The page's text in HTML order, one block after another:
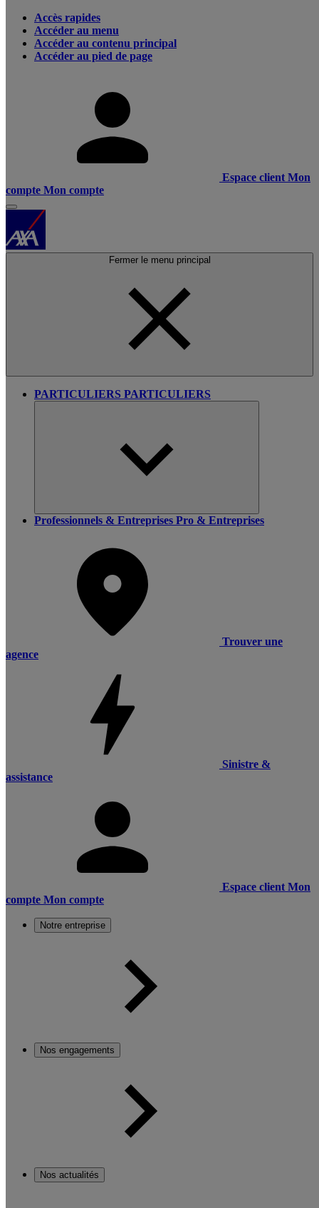
Accès rapides
Accéder au menu
Accéder au contenu principal
Accéder au pied de page
Espace client Mon
compte Mon compte
Fermer le menu principal
PARTICULIERS PARTICULIERS
Professionnels & Entreprises Pro & Entreprises
Trouver une
agence
Sinistre &
assistance
Espace client Mon
compte Mon compte
Notre entreprise
Nos engagements
Nos actualités